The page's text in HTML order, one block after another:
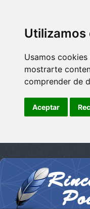
Utilizamos
Usamos
mostrarte
comprender de
Aceptar